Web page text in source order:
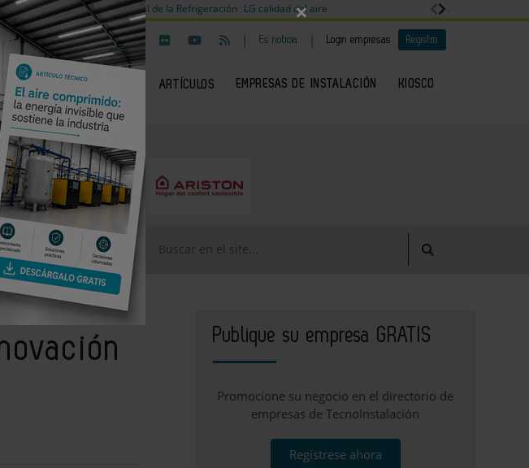
calefacción Día mundial de la Refrigeración LG calidad del aire
| Es noticia | Login empresas Registro
PRODUCTOS ARTÍCULOS EMPRESAS DE INSTALACIÓN KIOSCO
Publique su empresa GRATIS
Promocione su negocio en el directorio de
empresas de TecnoInstalación
Regístrese ahora
×